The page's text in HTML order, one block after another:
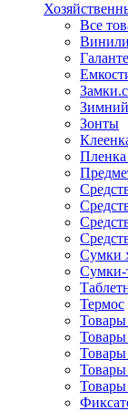
Все
Зонты
Сумки
Сумки-
Термос
Товары
Товары
Товары
Товары